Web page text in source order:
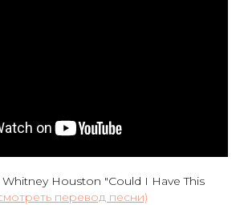
Houston "Could I Have This
перевод песни)